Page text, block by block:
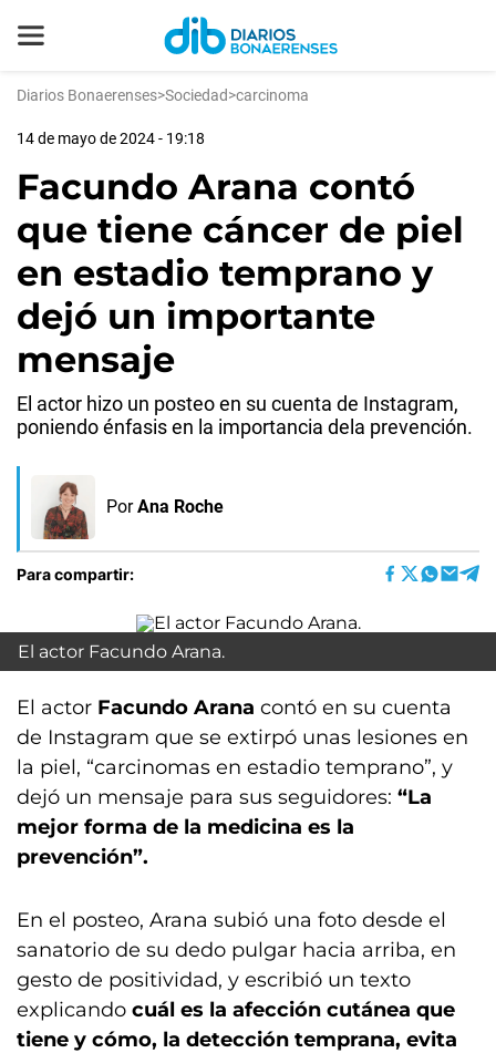
Diarios Bonaerenses>Sociedad>carcinoma
14 de mayo de 2024 - 19:18
Facundo Arana contó
que tiene cáncer de piel
en estadio temprano y
dejó un importante
mensaje
El actor hizo un posteo en su cuenta de Instagram,
poniendo énfasis en la importancia dela prevención.
Por Ana Roche
Para compartir:
El actor Facundo Arana.
El actor Facundo Arana contó en su cuenta
de Instagram que se extirpó unas lesiones en
la piel, “carcinomas en estadio temprano”, y
dejó un mensaje para sus seguidores: “La
mejor forma de la medicina es la
prevención”.
En el posteo, Arana subió una foto desde el
sanatorio de su dedo pulgar hacia arriba, en
gesto de positividad, y escribió un texto
explicando cuál es la afección cutánea que
tiene y cómo, la detección temprana, evita